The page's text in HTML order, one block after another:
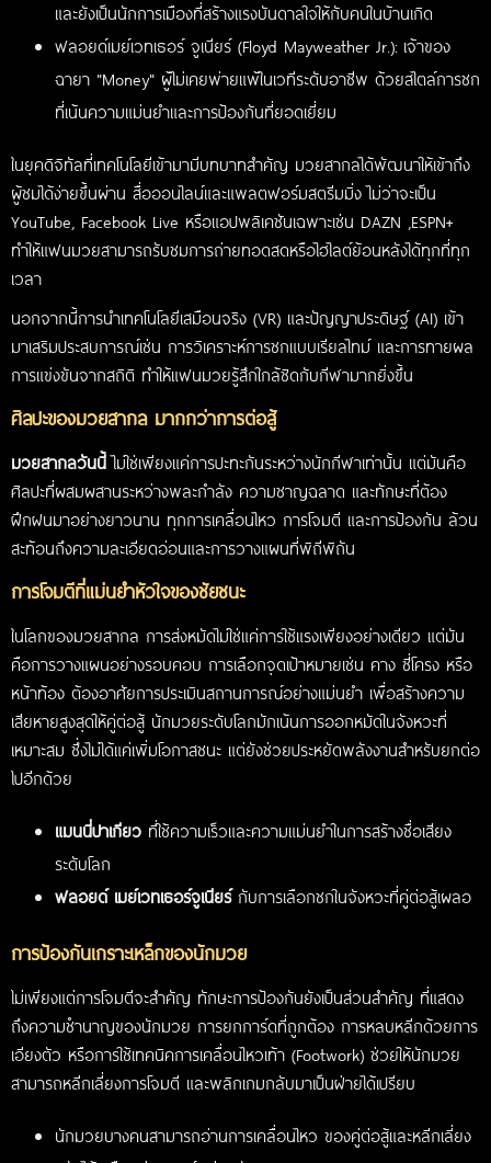
และยังเป็นนักการเมืองที่สร้างแรงบันดาลใจให้กับคนในบ้านเกิด
ฟลอยด์เมย์เวทเธอร์ จูเนียร์ (Floyd Mayweather Jr.): เจ้าของ
ฉายา "Money" ผู้ไม่เคยพ่ายแพ้ในเวทีระดับอาชีพ ด้วยสไตล์การชก
ที่เน้นความแม่นยำและการป้องกันที่ยอดเยี่ยม
ในยุคดิจิทัลที่เทคโนโลยีเข้ามามีบทบาทสำคัญ มวยสากลได้พัฒนาให้เข้าถึง
ผู้ชมได้ง่ายขึ้นผ่าน สื่อออนไลน์และแพลตฟอร์มสตรีมมิ่ง ไม่ว่าจะเป็น
YouTube, Facebook Live หรือแอปพลิเคชันเฉพาะเช่น DAZN ,ESPN+
ทำให้แฟนมวยสามารถรับชมการถ่ายทอดสดหรือไฮไลต์ย้อนหลังได้ทุกที่ทุก
เวลา
นอกจากนี้การนำเทคโนโลยีเสมือนจริง (VR) และปัญญาประดิษฐ์ (AI) เข้า
มาเสริมประสบการณ์เช่น การวิเคราะห์การชกแบบเรียลไทม์ และการทายผล
การแข่งขันจากสถิติ ทำให้แฟนมวยรู้สึกใกล้ชิดกับกีฬามากยิ่งขึ้น
ศิลปะของมวยสากล มากกว่าการต่อสู้
มวยสากลวันนี้ไม่ใช่เพียงแค่การปะทะกันระหว่างนักกีฬาเท่านั้น แต่มันคือ
ศิลปะที่ผสมผสานระหว่างพละกำลัง ความชาญฉลาด และทักษะที่ต้อง
ฝึกฝนมาอย่างยาวนาน ทุกการเคลื่อนไหว การโจมตี และการป้องกัน ล้วน
สะท้อนถึงความละเอียดอ่อนและการวางแผนที่พิถีพิถัน
การโจมตีที่แม่นยำหัวใจของชัยชนะ
ในโลกของมวยสากล การส่งหมัดไม่ใช่แค่การใช้แรงเพียงอย่างเดียว แต่มัน
คือการวางแผนอย่างรอบคอบ การเลือกจุดเป้าหมายเช่น คาง ซี่โครง หรือ
หน้าท้อง ต้องอาศัยการประเมินสถานการณ์อย่างแม่นยำ เพื่อสร้างความ
เสียหายสูงสุดให้คู่ต่อสู้ นักมวยระดับโลกมักเน้นการออกหมัดในจังหวะที่
เหมาะสม ซึ่งไม่ได้แค่เพิ่มโอกาสชนะ แต่ยังช่วยประหยัดพลังงานสำหรับยกต่อ
ไปอีกด้วย
แมนนี่ปาเกียว ที่ใช้ความเร็วและความแม่นยำในการสร้างชื่อเสียง
ระดับโลก
ฟลอยด์ เมย์เวทเธอร์จูเนียร์กับการเลือกชกในจังหวะที่คู่ต่อสู้เผลอ
การป้องกันเกราะเหล็กของนักมวย
ไม่เพียงแต่การโจมตีจะสำคัญ ทักษะการป้องกันยังเป็นส่วนสำคัญ ที่แสดง
ถึงความชำนาญของนักมวย การยกการ์ดที่ถูกต้อง การหลบหลีกด้วยการ
เอียงตัว หรือการใช้เทคนิคการเคลื่อนไหวเท้า (Footwork) ช่วยให้นักมวย
สามารถหลีกเลี่ยงการโจมตี และพลิกเกมกลับมาเป็นฝ่ายได้เปรียบ
นักมวยบางคนสามารถอ่านการเคลื่อนไหว ของคู่ต่อสู้และหลีกเลี่ยง